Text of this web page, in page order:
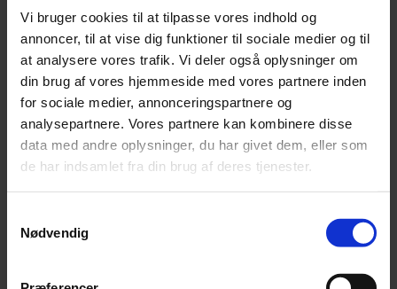
Vi bruger cookies til at tilpasse vores indhold og
annoncer, til at vise dig funktioner til sociale medier og til
at analysere vores trafik. Vi deler også oplysninger om
din brug af vores hjemmeside med vores partnere inden
for sociale medier, annonceringspartnere og
analysepartnere. Vores partnere kan kombinere disse
data med andre oplysninger, du har givet dem, eller som
de har indsamlet fra din brug af deres tjenester.
Nødvendig
Oksehaler
100% naturlige.
Analyse:
Råprotein 64%, Råfedt 16%, Råaske 4,36%
SKU
5710525089699
Weight 0,3 kg
Relaterede produkter
Kornfri bløde snacks med Laks - 500 gram